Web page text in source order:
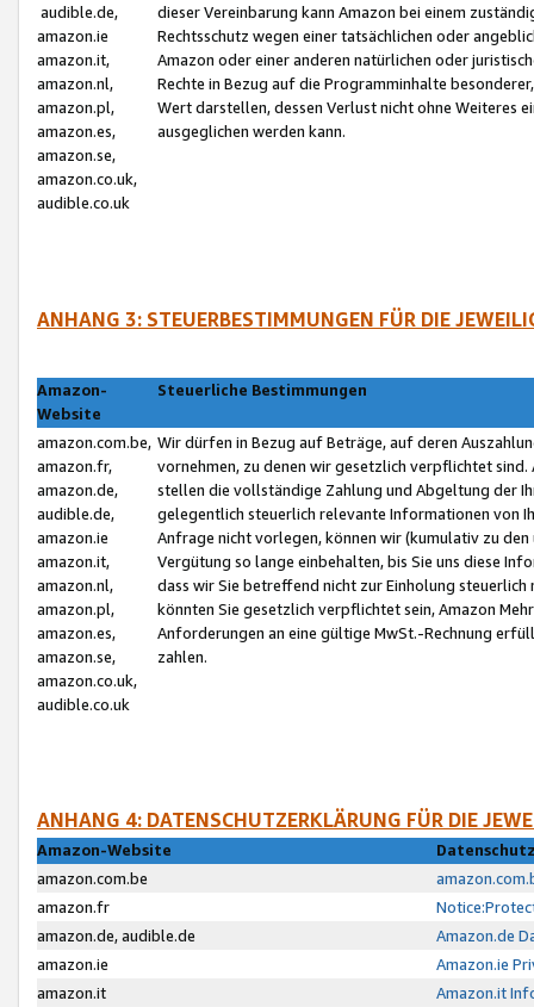
audible.de,
amazon.ie
amazon.it,
amazon.nl,
amazon.pl,
amazon.es,
amazon.se,
amazon.co.uk,
audible.co.uk
dieser Vereinbarung kann Amazon bei einem
Rechtsschutz wegen einer tatsächlichen oder
Amazon oder einer anderen natürlichen oder
Rechte in Bezug auf die Programminhalte
Wert darstellen, dessen Verlust nicht ohne Weiteres
ausgeglichen werden kann.
ANHANG 3: STEUERBESTIMMUNGEN FÜR DIE
Amazon-
Website
Steuerliche Bestimmungen
amazon.com.be,
amazon.fr,
amazon.de,
audible.de,
amazon.ie
amazon.it,
amazon.nl,
amazon.pl,
amazon.es,
amazon.se,
amazon.co.uk,
audible.co.uk
Wir dürfen in Bezug auf Beträge, auf deren
vornehmen, zu denen wir gesetzlich verpflichtet
stellen die vollständige Zahlung und Abgeltung der
gelegentlich steuerlich relevante Informationen von
Anfrage nicht vorlegen, können wir (kumulativ zu
Vergütung so lange einbehalten, bis Sie uns diese
dass wir Sie betreffend nicht zur Einholung
könnten Sie gesetzlich verpflichtet sein, Amazon
Anforderungen an eine gültige MwSt.-Rechnung
zahlen.
ANHANG 4: DATENSCHUTZERKLÄRUNG FÜR DIE
Amazon-Website
amazon.com.be
amazon.fr
amazon.de, audible.de
Amazon.de
amazon.ie
Amazon.ie
amazon.it
Amazon.it